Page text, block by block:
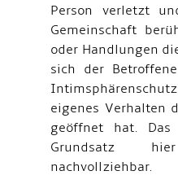
Person verletzt
Gemeinschaft
oder Handlungen
sich der
eigenes Verhalten
geöffnet hat. Das
Grundsatz
nachvollziehbar.